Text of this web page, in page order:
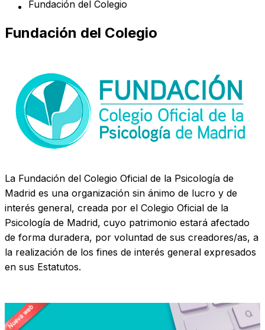
Fundación del Colegio
Fundación del Colegio
La Fundación del Colegio Oficial de la Psicología de
Madrid es una organización sin ánimo de lucro y de
interés general, creada por el Colegio Oficial de la
Psicología de Madrid, cuyo patrimonio estará afectado
de forma duradera, por voluntad de sus creadores/as, a
la realización de los fines de interés general expresados
en sus Estatutos.